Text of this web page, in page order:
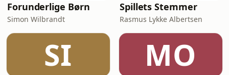
Forunderlige Børn
Simon Wilbrandt
Spillets Stemmer
Rasmus Lykke Albertsen
SI MO